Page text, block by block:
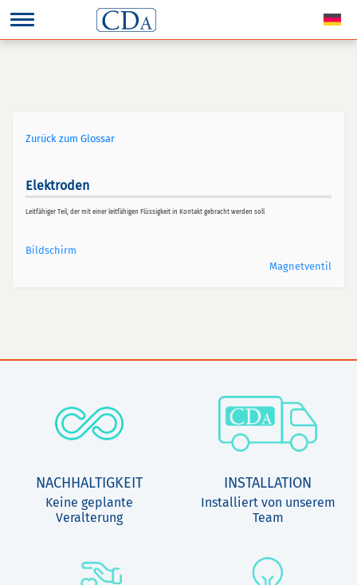
Zurück zum Glossar
Elektroden
Leitfähiger Teil, der mit einer leitfähigen Flüssigkeit in Kontakt gebracht werden soll
Bildschirm
Magnetventil
NACHHALTIGKEIT
Keine geplante
Veralterung
INSTALLATION
Installiert von unserem
Team